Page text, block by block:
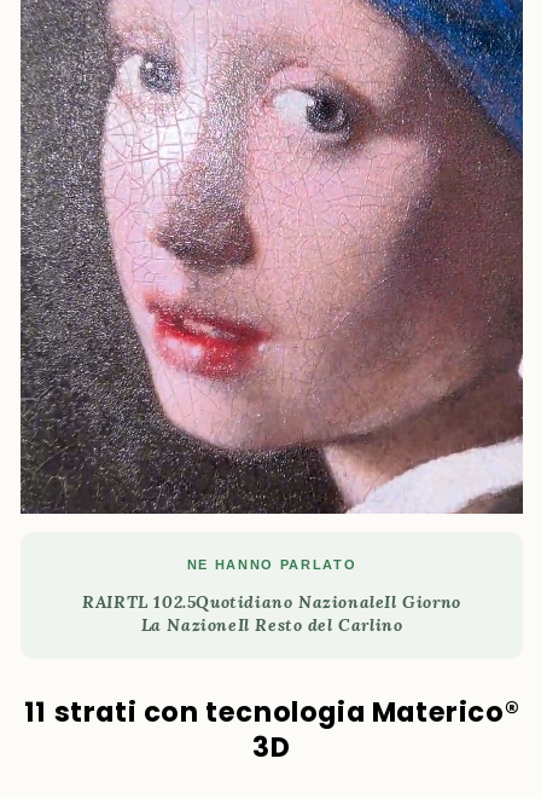
NE HANNO PARLATO
RAIRTL 102.5Quotidiano NazionaleIl Giorno
La NazioneIl Resto del Carlino
11 strati con tecnologia Materico®
3D